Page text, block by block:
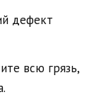
дефект
всю грязь,